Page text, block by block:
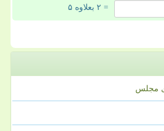
= ۲ بعلاوه ۵
مجلس